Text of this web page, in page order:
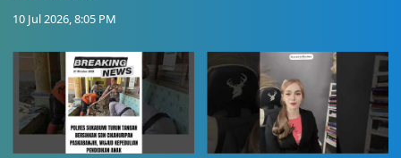
10 Jul 2026, 8:05 PM